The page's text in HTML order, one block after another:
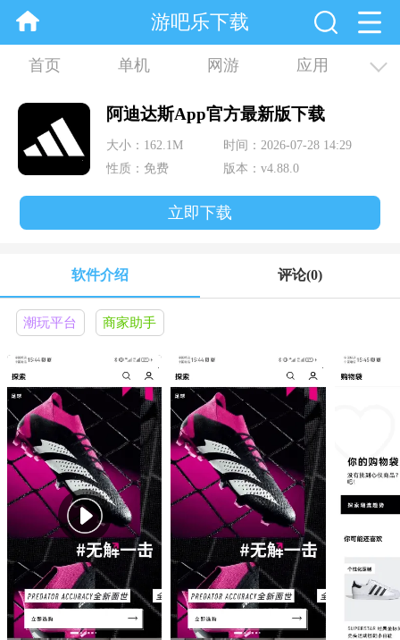
游吧乐下载
首页 单机 网游 应用
资讯 合集
阿迪达斯App官方最新版下载
大小：162.1M
时间：2026-07-28 14:29
性质：免费
版本：v4.88.0
立即下载
软件介绍 评论(0)
潮玩平台 商家助手